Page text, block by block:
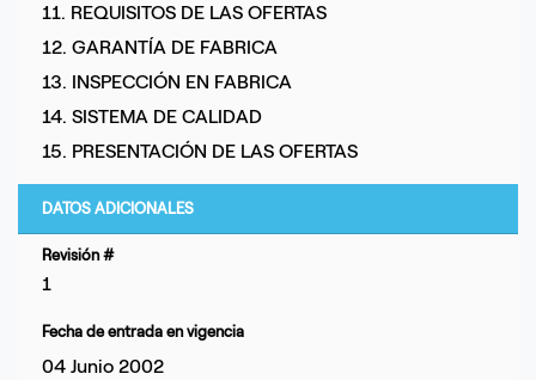
11. REQUISITOS DE LAS OFERTAS
12. GARANTÍA DE FABRICA
13. INSPECCIÓN EN FABRICA
14. SISTEMA DE CALIDAD
15. PRESENTACIÓN DE LAS OFERTAS
DATOS ADICIONALES
Revisión #
1
Fecha de entrada en vigencia
04 Junio 2002